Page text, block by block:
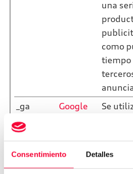
Consentimiento Detalles
una
como
tiempo
_ga Google
Se